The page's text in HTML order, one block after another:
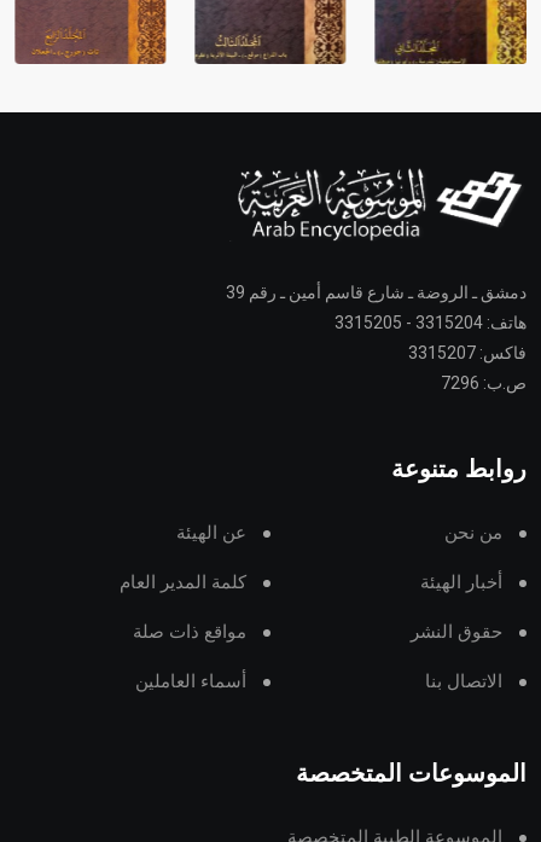
دمشق ـ الروضة ـ شارع قاسم أمين ـ رقم 39
هاتف: 3315204 - 3315205
فاكس: 3315207
ص.ب: 7296
روابط متنوعة
من نحن عن الهيئة
أخبار الهيئة كلمة المدير العام
حقوق النشر مواقع ذات صلة
الاتصال بنا أسماء العاملين
الموسوعات المتخصصة
الموسوعة الطبية المتخصصة